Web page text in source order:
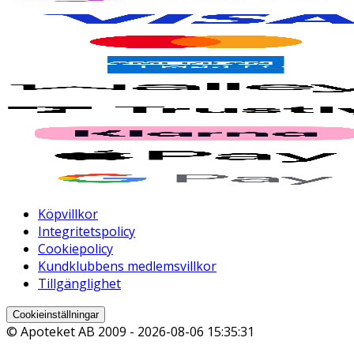
Köpvillkor
Integritetspolicy
Cookiepolicy
Kundklubbens medlemsvillkor
Tillgänglighet
Cookieinställningar
© Apoteket AB 2009 - 2026-08-06 15:35:31